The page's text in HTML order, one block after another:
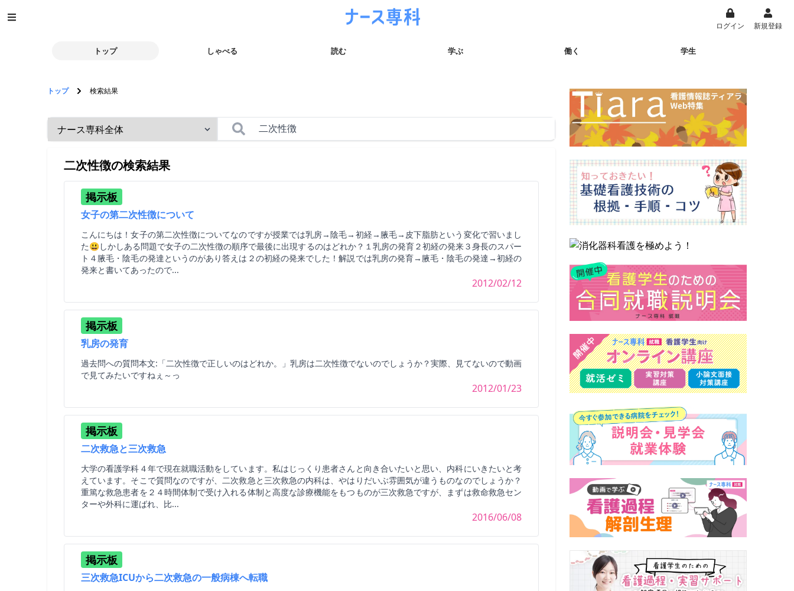
新規登録
ログイン
トップ しゃべる 読む 学ぶ 働く 学生
トップ 検索結果
二次性徴の検索結果
掲示板
女子の第二次性徴について
こんにちは！女子の第二次性徴についてなのですが授業では乳房→陰毛→初経→腋毛→皮下脂肪という変化で習いまし
た😃しかしある問題で女子の二次性徴の順序で最後に出現するのはどれか？１乳房の発育２初経の発来３身長のスパー
ト４腋毛・陰毛の発達というのがあり答えは２の初経の発来でした！解説では乳房の発育→腋毛・陰毛の発達→初経の
発来と書いてあったので...
2012/02/12
掲示板
乳房の発育
過去問への質問本文:「二次性徴で正しいのはどれか。」乳房は二次性徴でないのでしょうか？実際、見てないので動画
で見てみたいですねぇ～っ
2012/01/23
掲示板
二次救急と三次救急
大学の看護学科４年で現在就職活動をしています。私はじっくり患者さんと向き合いたいと思い、内科にいきたいと考
えています。そこで質問なのですが、二次救急と三次救急の内科は、やはりだいぶ雰囲気が違うものなのでしょうか？
重篤な救急患者を２４時間体制で受け入れる体制と高度な診療機能をもつものが三次救急ですが、まずは救命救急セン
ターや外科に運ばれ、比...
2016/06/08
掲示板
三次救急ICUから二次救急の一般病棟へ転職